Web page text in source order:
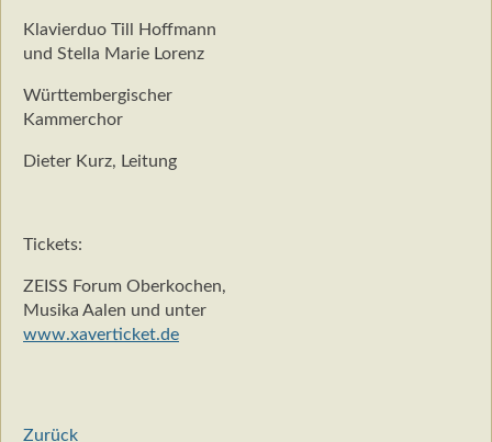
Klavierduo Till Hoffmann
und Stella Marie Lorenz
Württembergischer
Kammerchor
Dieter Kurz, Leitung
Tickets:
ZEISS Forum Oberkochen,
Musika Aalen und unter
www.xaverticket.de
Zurück